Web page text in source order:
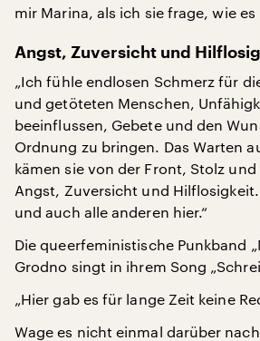
mir Marina, als ich sie frage, wie
Angst, Zuversicht und
„Ich fühle endlosen Schmerz für
und getöteten Menschen,
beeinflussen, Gebete und den
Ordnung zu bringen. Das Warten
kämen sie von der Front, Stolz
Angst, Zuversicht und
und auch alle anderen hier.“
Die queerfeministische Punkband
Grodno singt in ihrem Song
„Hier gab es für lange Zeit keine
Wage es nicht einmal darüber